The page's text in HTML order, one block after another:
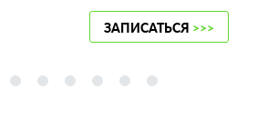
ЗАПИСАТЬСЯ >>>